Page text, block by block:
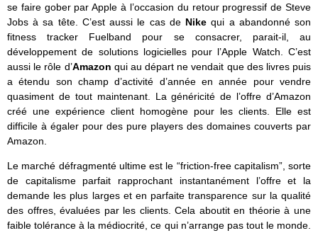
se faire gober par Apple à l’occasion du retour progressif de Steve
Jobs à sa tête. C’est aussi le cas de Nikequi a abandonné son
fitness tracker Fuelband pour se consacrer, parait-il, au
développement de solutions logicielles pour l’Apple Watch. C’est
aussi le rôle d’Amazon qui au départ ne vendait que des livres puis
a étendu son champ d’activité d’année en année pour vendre
quasiment de tout maintenant. La généricité de l’offre d’Amazon
créé une expérience client homogène pour les clients. Elle est
difficile à égaler pour des pure players des domaines couverts par
Amazon.
Le marché défragmenté ultime est le “friction-free capitalism”, sorte
de capitalisme parfait rapprochant instantanément l’offre et la
demande les plus larges et en parfaite transparence sur la qualité
des offres, évaluées par les clients. Cela aboutit en théorie à une
faible tolérance à la médiocrité, ce qui n’arrange pas tout le monde.